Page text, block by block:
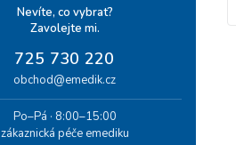
Nevíte, co vybrat?
Zavolejte mi.
725 730 220
obchod@emedik.cz
Po–Pá · 8:00–15:00
zákaznická péče emediku